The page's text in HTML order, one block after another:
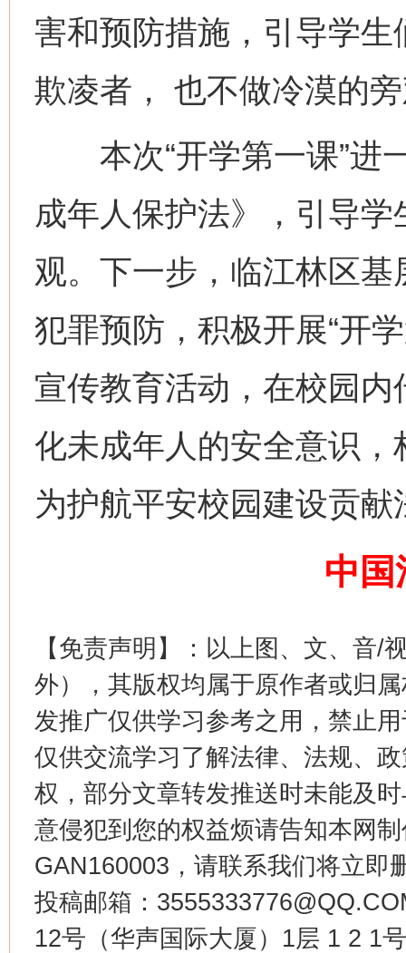
害和预防措施，引导学
欺凌者， 也不做冷漠的
本次“开学第一课”进
成年人保护法》，引导
观。下一步，临江林区
犯罪预防，积极开展“开
宣传教育活动，在校园
化未成年人的安全意识
为护航平安校园建设贡献
中国
【免责声明】：以上图、文、音/
外），其版权均属于原作者或归
发推广仅供学习参考之用，禁止
仅供交流学习了解法律、法规、
权，部分文章转发推送时未能及
意侵犯到您的权益烦请告知本网
GAN160003，请联系我们将立即
投稿邮箱：
12号（华声国际大厦）1层 1 2 1
漫山遍野的桃花与雪山、麦地、白藏房 除